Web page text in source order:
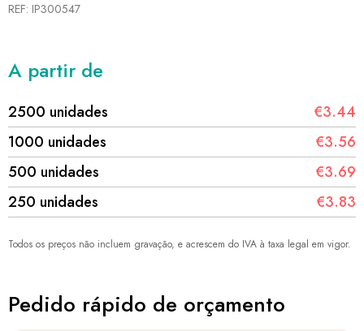
REF: IP300547
A partir de
2500 unidades
€3.44
1000 unidades
€3.56
500 unidades
€3.69
250 unidades
€3.83
Todos os preços não incluem gravação, e acrescem do IVA à taxa legal em vigor.
Pedido rápido de orçamento